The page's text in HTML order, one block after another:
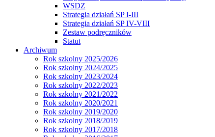
WSDZ
Strategia działań SP I-III
Strategia działań SP IV-VIII
Zestaw podręczników
Statut
Archiwum
Rok szkolny 2025/2026
Rok szkolny 2024/2025
Rok szkolny 2023/2024
Rok szkolny 2022/2023
Rok szkolny 2021/2022
Rok szkolny 2020/2021
Rok szkolny 2019/2020
Rok szkolny 2018/2019
Rok szkolny 2017/2018